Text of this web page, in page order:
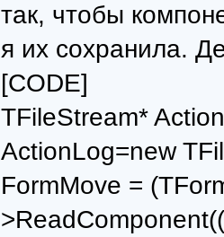
так, чтобы
я их сохранила.
[CODE]
TFileStream*
ActionLog=new
FormMove =